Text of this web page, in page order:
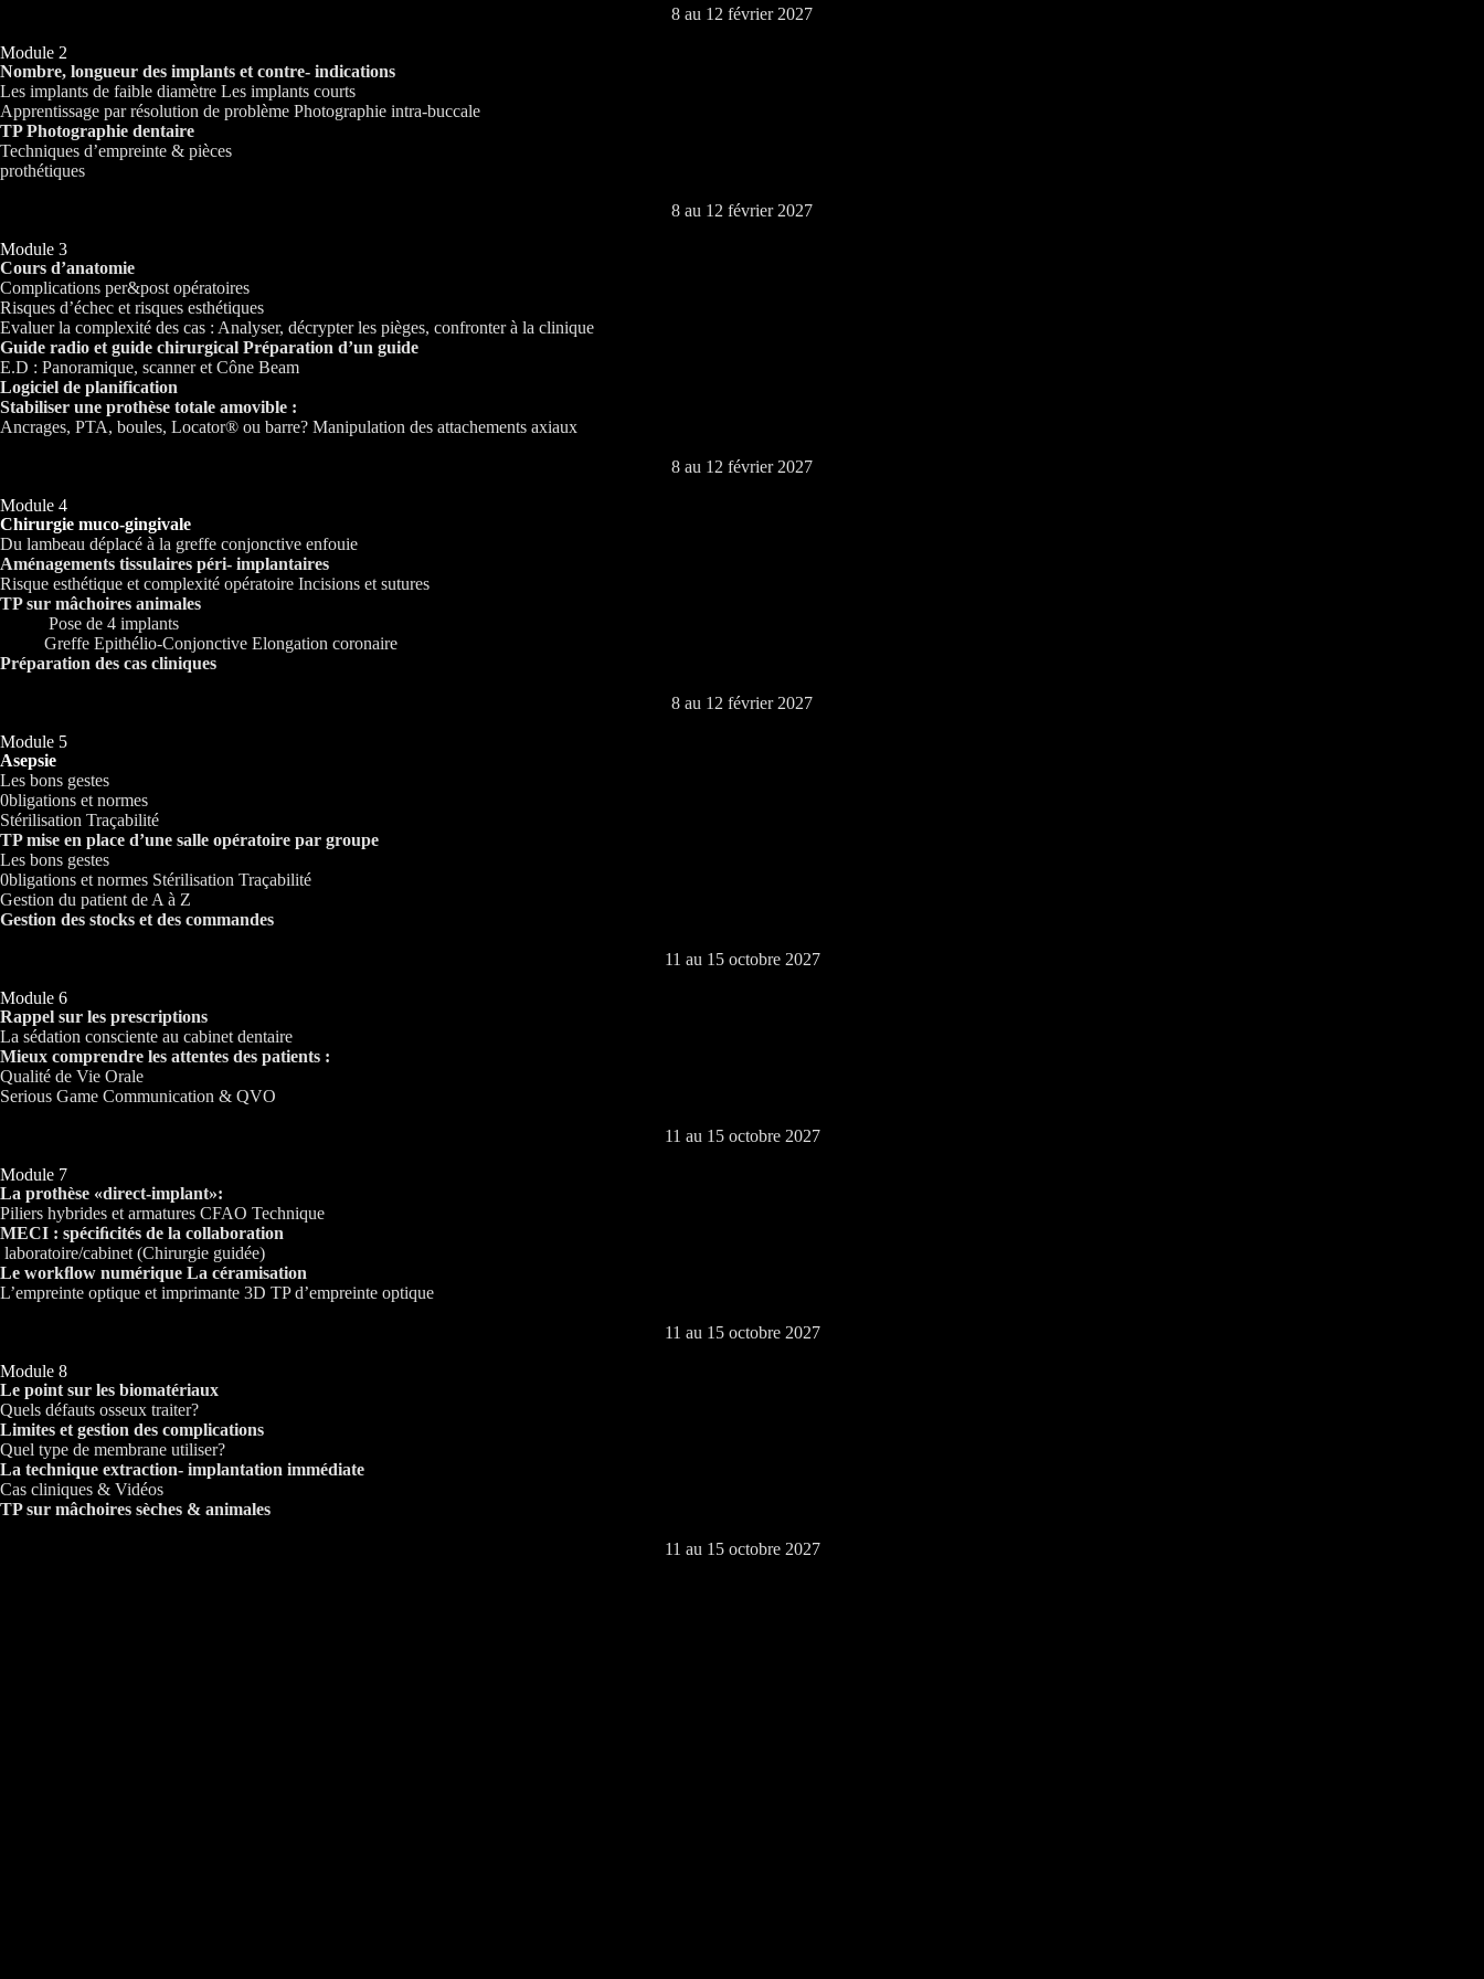
8 au 12 février 2027
Module 2
Nombre, longueur des implants et contre- indications
Les implants de faible diamètre Les implants courts
Apprentissage par résolution de problème Photographie intra-buccale
TP Photographie dentaire
Techniques d’empreinte & pièces
prothétiques
8 au 12 février 2027
Module 3
Cours d’anatomie
Complications per&post opératoires
Risques d’échec et risques esthétiques
Evaluer la complexité des cas : Analyser, décrypter les pièges, confronter à la clinique
Guide radio et guide chirurgical Préparation d’un guide
E.D : Panoramique, scanner et Cône Beam
Logiciel de planification
Stabiliser une prothèse totale amovible :
Ancrages, PTA, boules, Locator® ou barre? Manipulation des attachements axiaux
8 au 12 février 2027
Module 4
Chirurgie muco-gingivale
Du lambeau déplacé à la greffe conjonctive enfouie
Aménagements tissulaires péri- implantaires
Risque esthétique et complexité opératoire Incisions et sutures
TP sur mâchoires animales
Pose de 4 implants
Greffe Epithélio-Conjonctive Elongation coronaire
Préparation des cas cliniques
8 au 12 février 2027
Module 5
Asepsie
Les bons gestes
0bligations et normes
Stérilisation Traçabilité
TP mise en place d’une salle opératoire par groupe
Les bons gestes
0bligations et normes Stérilisation Traçabilité
Gestion du patient de A à Z
Gestion des stocks et des commandes
11 au 15 octobre 2027
Module 6
Rappel sur les prescriptions
La sédation consciente au cabinet dentaire
Mieux comprendre les attentes des patients :
Qualité de Vie Orale
Serious Game Communication & QVO
11 au 15 octobre 2027
Module 7
La prothèse «direct-implant»:
Piliers hybrides et armatures CFAO Technique
MECI : spéciﬁcités de la collaboration
laboratoire/cabinet (Chirurgie guidée)
Le workﬂow numérique La céramisation
L’empreinte optique et imprimante 3D TP d’empreinte optique
11 au 15 octobre 2027
Module 8
Le point sur les biomatériaux
Quels défauts osseux traiter?
Limites et gestion des complications
Quel type de membrane utiliser?
La technique extraction- implantation immédiate
Cas cliniques & Vidéos
TP sur mâchoires sèches & animales
11 au 15 octobre 2027